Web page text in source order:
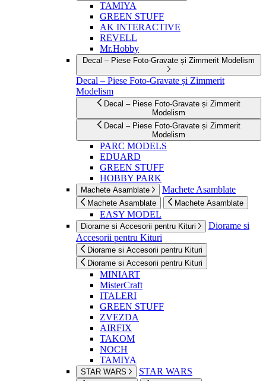
TAMIYA
GREEN STUFF
AK INTERACTIVE
REVELL
Mr.Hobby
Decal – Piese Foto-Gravate și Zimmerit Modelism
Decal – Piese Foto-Gravate și Zimmerit
Modelism
Decal – Piese Foto-Gravate și Zimmerit
Modelism
Decal – Piese Foto-Gravate și Zimmerit
Modelism
PARC MODELS
EDUARD
GREEN STUFF
HOBBY PARK
Machete Asamblate Machete Asamblate
Machete Asamblate Machete Asamblate
EASY MODEL
Diorame si Accesorii pentru Kituri
Diorame si
Accesorii pentru Kituri
Diorame si Accesorii pentru Kituri
Diorame si Accesorii pentru Kituri
MINIART
MisterCraft
ITALERI
GREEN STUFF
ZVEZDA
AIRFIX
TAKOM
NOCH
TAMIYA
STAR WARS STAR WARS